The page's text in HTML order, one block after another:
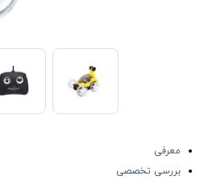
معرفی
بررسی تخصصی